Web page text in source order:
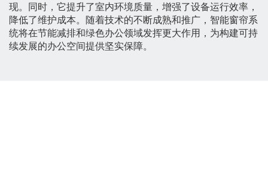
现。同时，它提升了室内环境质量，增强了设备运行效率，
降低了维护成本。随着技术的不断成熟和推广，智能窗帘系
统将在节能减排和绿色办公领域发挥更大作用，为构建可持
续发展的办公空间提供坚实保障。